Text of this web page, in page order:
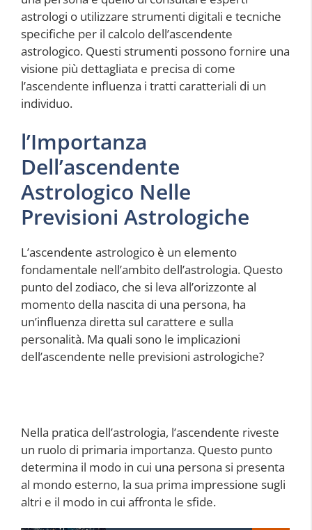
astrologi o utilizzare strumenti digitali e tecniche
specifiche per il calcolo dell’ascendente
astrologico. Questi strumenti possono fornire una
visione più dettagliata e precisa di come
l’ascendente influenza i tratti caratteriali di un
individuo.
l’Importanza
Dell’ascendente
Astrologico Nelle
Previsioni Astrologiche
L’ascendente astrologico è un elemento
fondamentale nell’ambito dell’astrologia. Questo
punto del zodiaco, che si leva all’orizzonte al
momento della nascita di una persona, ha
un’influenza diretta sul carattere e sulla
personalità. Ma quali sono le implicazioni
dell’ascendente nelle previsioni astrologiche?
Nella pratica dell’astrologia, l’ascendente riveste
un ruolo di primaria importanza. Questo punto
determina il modo in cui una persona si presenta
al mondo esterno, la sua prima impressione sugli
altri e il modo in cui affronta le sfide.